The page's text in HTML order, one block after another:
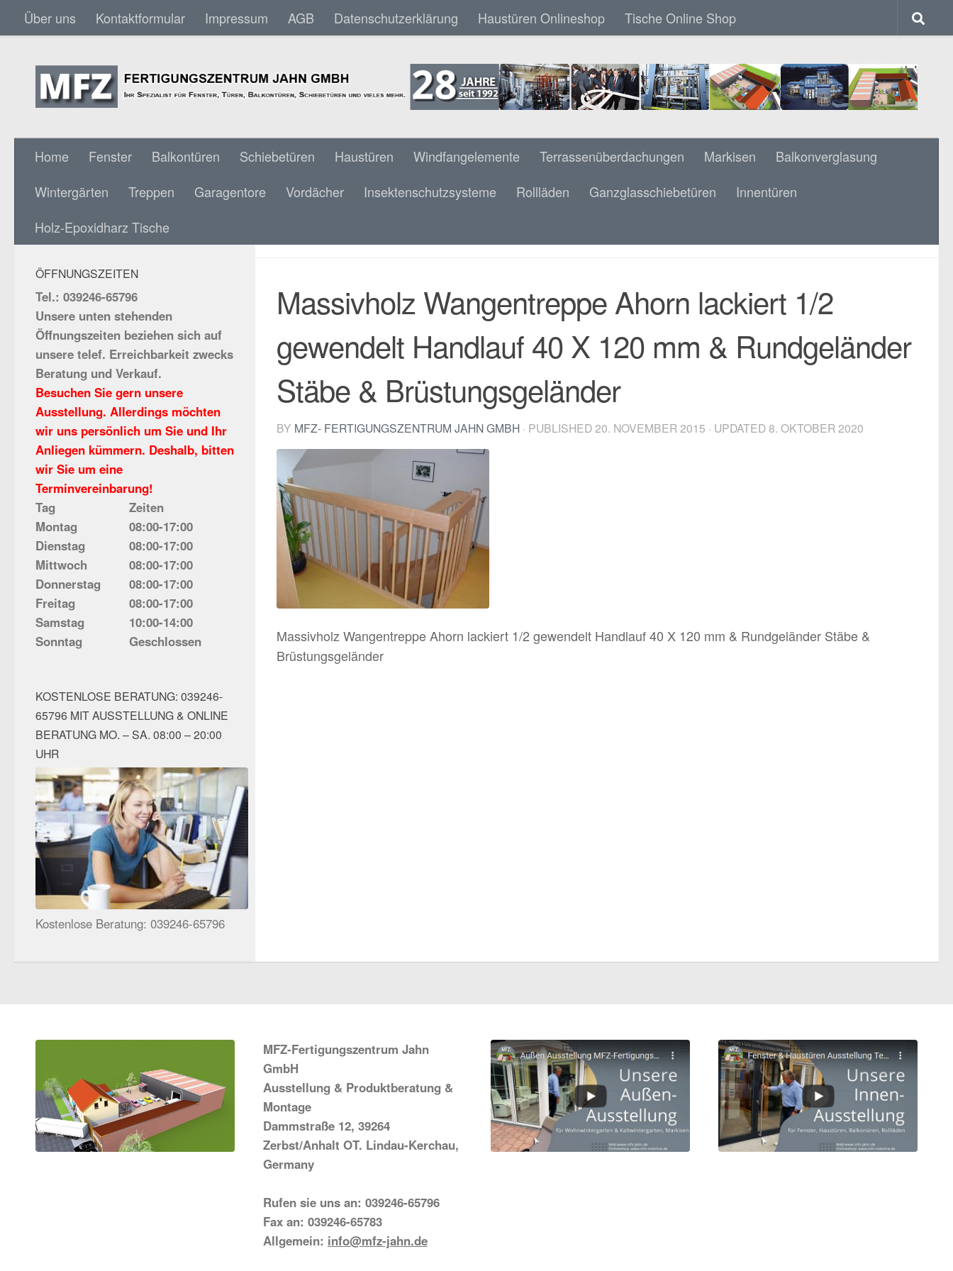
Skip to content
Über uns Kontaktformular Impressum AGB Datenschutzerklärung Haustüren Onlineshop Tische Online Shop
Home Fenster Balkontüren Schiebetüren Haustüren Windfangelemente Terrassenüberdachungen Markisen
Balkonverglasung
Wintergärten
Treppen Garagentore Vordächer Insektenschutzsysteme Rollläden Ganzglasschiebetüren
Innentüren
Holz-Epoxidharz Tische
Massivholz Wangentreppe Ahorn lackiert 1/2
gewendelt Handlauf 40 X 120 mm & Rundgeländer
Stäbe & Brüstungsgeländer
BY MFZ- FERTIGUNGSZENTRUM JAHN GMBH · PUBLISHED 20. NOVEMBER 2015 · UPDATED8. OKTOBER 2020
Massivholz Wangentreppe Ahorn lackiert 1/2 gewendelt Handlauf 40 X 120 mm & Rundgeländer Stäbe &
Brüstungsgeländer
SOCIAL MEDIA:
ÖFFNUNGSZEITEN
Tel.: 039246-65796
Unsere unten stehenden
Öffnungszeiten beziehen sich auf
unsere telef. Erreichbarkeit zwecks
Beratung und Verkauf.
Besuchen Sie gern unsere
Ausstellung. Allerdings möchten
wir uns persönlich um Sie und Ihr
Anliegen kümmern. Deshalb, bitten
wir Sie um eine
Terminvereinbarung!
Tag
Zeiten
Montag
08:00-17:00
Dienstag
08:00-17:00
Mittwoch
08:00-17:00
Donnerstag
08:00-17:00
Freitag
08:00-17:00
Samstag
10:00-14:00
Sonntag
Geschlossen
KOSTENLOSE BERATUNG: 039246-
65796 MIT AUSSTELLUNG & ONLINE
BERATUNG MO. – SA. 08:00 – 20:00
UHR
Kostenlose Beratung: 039246-65796
MFZ-Fertigungszentrum Jahn
GmbH
Ausstellung & Produktberatung &
Montage
Dammstraße 12, 39264
Zerbst/Anhalt OT. Lindau-Kerchau,
Germany
Rufen sie uns an: 039246-65796
Fax an: 039246-65783
Allgemein: info@mfz-jahn.de